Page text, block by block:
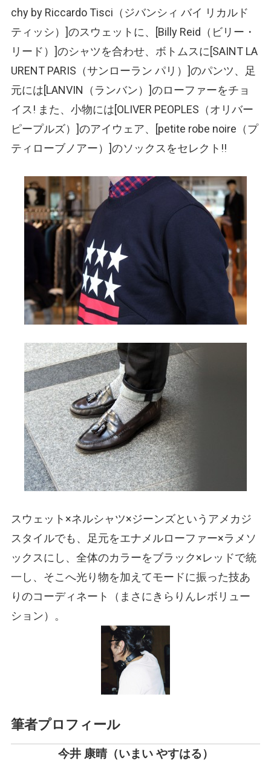
chy by Riccardo Tisci （ジバンシィ バイ リカルド
ティッシ） ]のスウェットに、[Billy Reid （ビリー・
リード） ]のシャツを合わせ、ボトムスに[SAINT LA
URENT PARIS （サンローラン パリ） ]のパンツ、足
元には[LANVIN （ランバン） ]のローファーをチョ
イス! また、小物には[OLIVER PEOPLES （オリバー
ピープルズ） ]のアイウェア、[petite robe noire （プ
ティローブノアー） ]のソックスをセレクト!!
スウェット×ネルシャツ×ジーンズというアメカジ
スタイルでも、足元をエナメルローファー×ラメソ
ックスにし、全体のカラーをブラック×レッドで統
一し、そこへ光り物を加えてモードに振った技あ
りのコーディネート
（まさにきらりんレボリュー
ション） 。
筆者プロフィール
今井 康晴（いまい やすはる）